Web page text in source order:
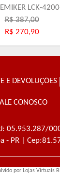
LCK-
R$ 387,00
R$ 270,90
E DEVOLUÇÕES
CONOSCO
05.953.287/
- PR |
por Lojas Virtuais